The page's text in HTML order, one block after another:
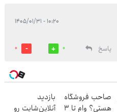
۱۰:۲۰ - ۱۴۰۵/۰۱/۳۱
پاسخ
0
0
صاحب فروشگاه
هستی؟ وام تا ۳
بازدید
آنلاین‌شاپت رو